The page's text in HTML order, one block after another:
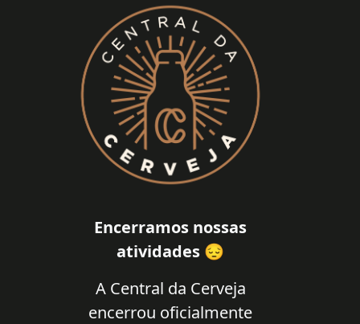
Encerramos nossas
atividades 😔
A Central da Cerveja
encerrou oficialmente